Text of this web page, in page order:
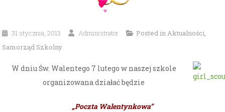
31 stycznia, 2013 Administrator Posted inAktualności,
Samorząd Szkolny
W dniu Św. Walentego 7 lutego w naszej szkole
organizowana działać będzie
„Poczta Walentynkowa”